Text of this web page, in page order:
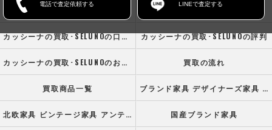
電話で査定依頼する LINEで査定する
ホーム コンセプト
カッシーナの買取･SELUNOの口コミ情報 カッシーナの買取･SELUNOの評判
カッシーナの買取･SELUNOのお客様の声 買取の流れ
買取商品一覧 ブランド家具 デザイナーズ家具 高級オフィス家具
北欧家具 ビンテージ家具 アンティーク家具 国産ブランド家具